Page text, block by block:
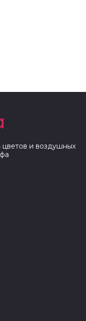
цветов и воздушных